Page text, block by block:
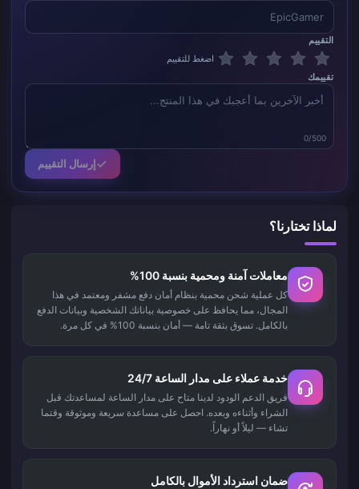
التقييم
اضغط للتقييم
تقييمك
0/500
إرسال التقييم
لماذا تختارنا؟
معاملات آمنة ومحمية بنسبة 100%
كل عملية شحن محمية بنظام أمان دفع مشفر ومعتمد في هذا
المجال، مما يحافظ على خصوصية بياناتك الشخصية وبيانات الدفع
بالكامل. تسوق بثقة تامة — أمان بنسبة 100% في كل مرة.
خدمة عملاء على مدار الساعة 24/7
فريق الدعم الودود لدينا متاح على مدار الساعة لمساعدتك قبل
الشراء وأثناءه وبعده. احصل على مساعدة سريعة وموثوقة وقتما
تشاء — ليلاً أو نهاراً.
ضمان استرداد الأموال بالكامل